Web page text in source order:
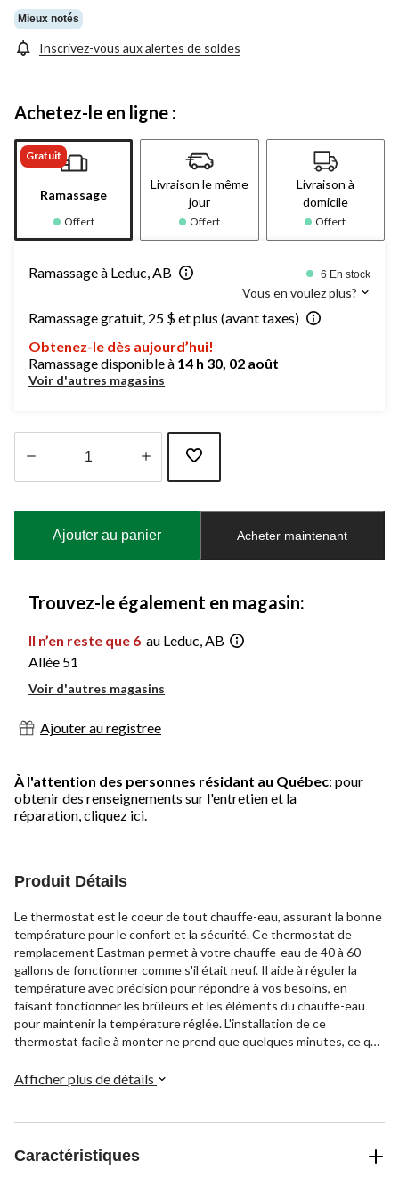
Mieux notés
Inscrivez-vous aux alertes de soldes
Achetez-le en ligne :
Gratuit
Ramassage
Offert
Livraison le même
jour
Offert
Livraison à
domicile
Offert
Ramassage à Leduc, AB 6 En stock
Vous en voulez plus?
Ramassage gratuit, 25 $ et plus (avant taxes)
Obtenez-le dès aujourd’hui!
Ramassage disponible à 14 h 30, 02 août
Voir d'autres magasins
à
Ajouter au panier Acheter maintenant
Trouvez-le également en magasin:
Il n’en reste que 6 au Leduc, AB
Allée 51
Voir d'autres magasins
Ajouter au registree
À l'attention des personnes résidant au Québec: pour
obtenir des renseignements sur l'entretien et la
réparation,cliquez ici.
Produit Détails
Le thermostat est le coeur de tout chauffe-eau, assurant la bonne
température pour le confort et la sécurité. Ce thermostat de
remplacement Eastman permet à votre chauffe-eau de 40 à 60
gallons de fonctionner comme s'il était neuf. Il aide à réguler la
température avec précision pour répondre à vos besoins, en
faisant fonctionner les brûleurs et les éléments du chauffe-eau
pour maintenir la température réglée. L'installation de ce
thermostat facile à monter ne prend que quelques minutes, ce qui
correspondre les bornes à vos connexions existantes, de fixer
Afficher plus de détails
Caractéristiques